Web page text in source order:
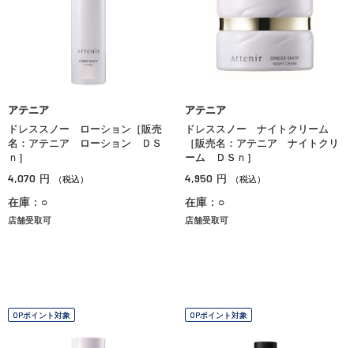
アテニア
ドレススノー ローション［販売
名：アテニア ローション ＤＳ
ｎ］
4,070 円 （税込）
在庫：○
店舗受取可
アテニア
ドレススノー ナイトクリーム
［販売名：アテニア ナイトクリ
ーム ＤＳｎ］
4,950 円 （税込）
在庫：○
店舗受取可
OPポイント対象 OPポイント対象